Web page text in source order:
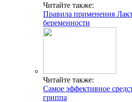
Читайте также:
Правила применения
беременности
Читайте также:
Самое эффективное
гриппа